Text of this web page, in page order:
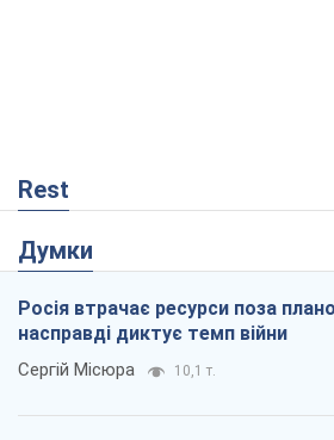
Rest
Думки
Росія втрачає ресурси поза
насправді диктує темп війни
Сергій Місюра 10,1 т.